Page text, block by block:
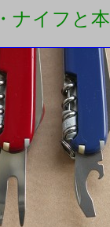
ナイフと本